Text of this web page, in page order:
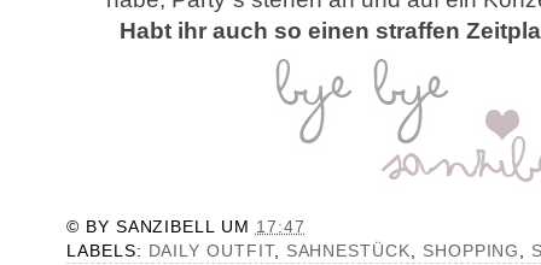
Habt ihr auch so einen straffen
© BY SANZIBELL UM 17:47
LABELS: DAILY OUTFIT, SAHNESTÜCK SHOPPING